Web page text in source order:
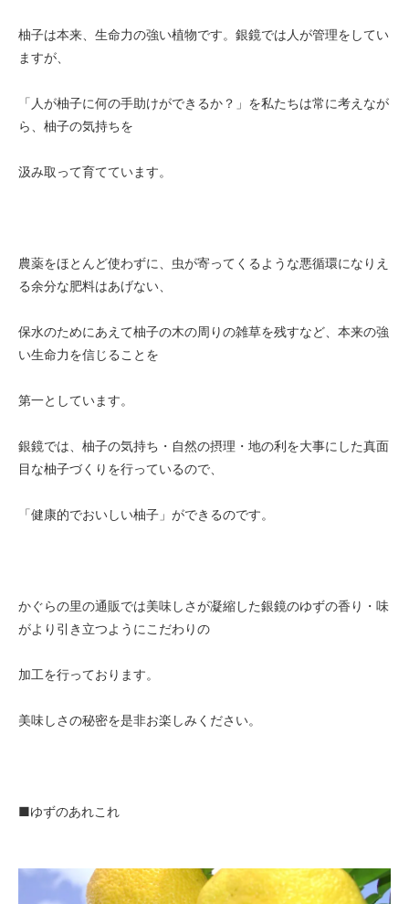
柚子は本来、生命力の強い植物です。銀鏡では人が管理をしてい
ますが、
「人が柚子に何の手助けができるか？」を私たちは常に考えなが
ら、柚子の気持ちを
汲み取って育てています。
農薬をほとんど使わずに、虫が寄ってくるような悪循環になりえ
る余分な肥料はあげない、
保水のためにあえて柚子の木の周りの雑草を残すなど、本来の強
い生命力を信じることを
第一としています。
銀鏡では、柚子の気持ち・自然の摂理・地の利を大事にした真面
目な柚子づくりを行っているので、
「健康的でおいしい柚子」ができるのです。
かぐらの里の通販では美味しさが凝縮した銀鏡のゆずの香り・味
がより引き立つようにこだわりの
加工を行っております。
美味しさの秘密を是非お楽しみください。
■ゆずのあれこれ